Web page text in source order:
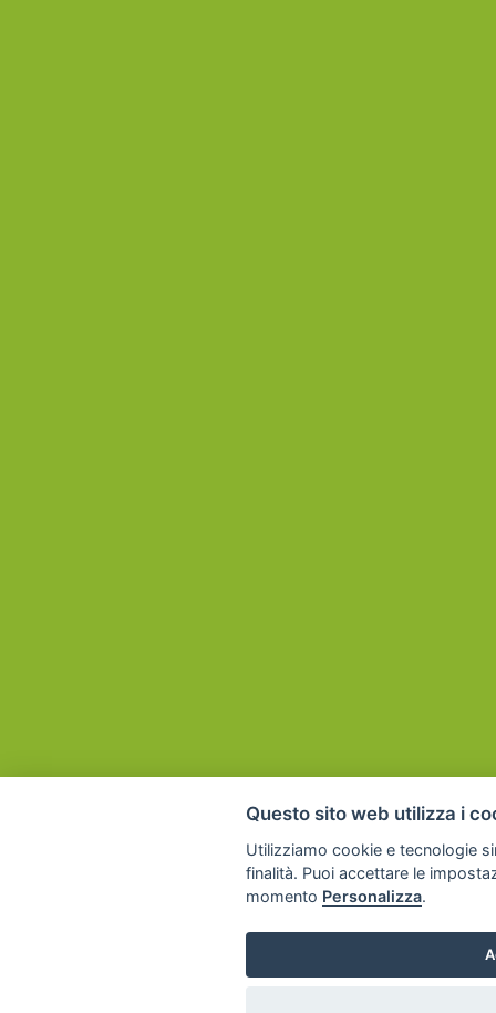
Questo sito web utilizza i
Utilizziamo cookie e tecnologie
finalità. Puoi accettare le
momento Personalizza.